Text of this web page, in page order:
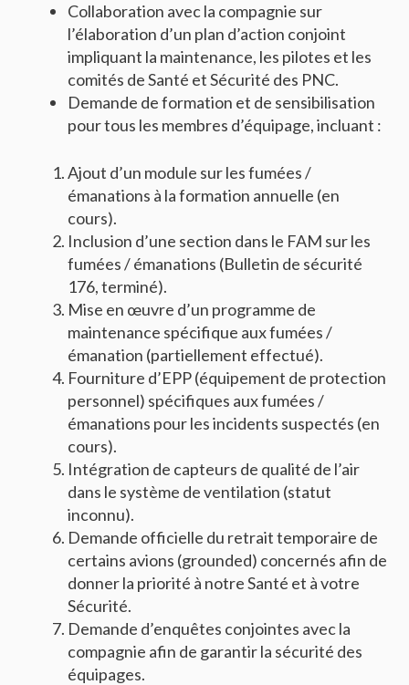
Collaboration avec la compagnie sur
l’élaboration d’un plan d’action conjoint
impliquant la maintenance, les pilotes et les
comités de Santé et Sécurité des PNC.
Demande de formation et de sensibilisation
pour tous les membres d’équipage, incluant :
Ajout d’un module sur les fumées /
émanations à la formation annuelle (en
cours).
Inclusion d’une section dans le FAM sur les
fumées / émanations (Bulletin de sécurité
176, terminé).
Mise en œuvre d’un programme de
maintenance spécifique aux fumées /
émanation (partiellement effectué).
Fourniture d’EPP (équipement de protection
personnel) spécifiques aux fumées /
émanations pour les incidents suspectés (en
cours).
Intégration de capteurs de qualité de l’air
dans le système de ventilation (statut
inconnu).
Demande officielle du retrait temporaire de
certains avions (grounded) concernés afin de
donner la priorité à notre Santé et à votre
Sécurité.
Demande d’enquêtes conjointes avec la
compagnie afin de garantir la sécurité des
équipages.